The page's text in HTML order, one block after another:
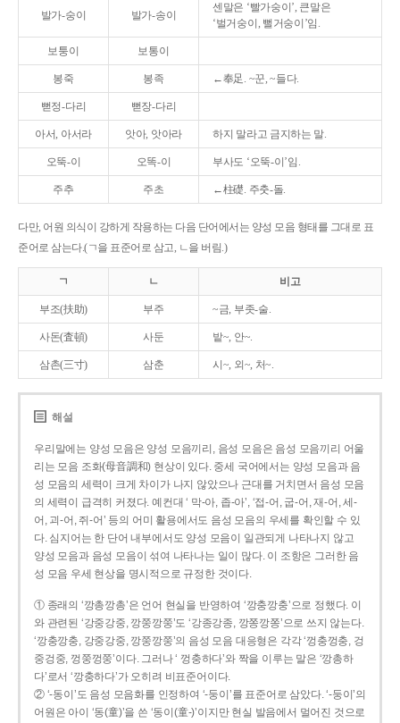
발가-숭이 발가-송이
센말은 ‘빨가숭이’, 큰말은
‘벌거숭이, 뻘거숭이’임.
보퉁이 보통이
봉죽 봉족 ←奉足. ~꾼, ~들다.
뻗정-다리 뻗장-다리
아서, 아서라 앗아, 앗아라 하지 말라고 금지하는 말.
오뚝-이 오똑-이 부사도 ‘오뚝-이’임.
주추 주초 ←柱礎. 주춧-돌.
다만, 어원 의식이 강하게 작용하는 다음 단어에서는 양성 모음 형태를 그대로 표
준어로 삼는다.(ㄱ을 표준어로 삼고, ㄴ을 버림.)
ㄱ ㄴ 비고
부조(扶助) 부주 ~금, 부좃-술.
사돈(査頓) 사둔 밭~, 안~.
삼촌(三寸) 삼춘 시~, 외~, 처~.
해설
우리말에는 양성 모음은 양성 모음끼리, 음성 모음은 음성 모음끼리 어울
리는 모음 조화(母音調和) 현상이 있다. 중세 국어에서는 양성 모음과 음
성 모음의 세력이 크게 차이가 나지 않았으나 근대를 거치면서 음성 모음
의 세력이 급격히 커졌다. 예컨대 ‘ 막-아, 좁-아’, ‘접-어, 굽-어, 재-어, 세-
어, 괴-어, 쥐-어’ 등의 어미 활용에서도 음성 모음의 우세를 확인할 수 있
다. 심지어는 한 단어 내부에서도 양성 모음이 일관되게 나타나지 않고
양성 모음과 음성 모음이 섞여 나타나는 일이 많다. 이 조항은 그러한 음
성 모음 우세 현상을 명시적으로 규정한 것이다.
① 종래의 ‘깡총깡총’은 언어 현실을 반영하여 ‘깡충깡충’으로 정했다. 이
와 관련된 ‘강중강중, 깡쭝깡쭝’도 ‘강종강종, 깡쫑깡쫑’으로 쓰지 않는다.
‘깡충깡충, 강중강중, 깡쭝깡쭝’의 음성 모음 대응형은 각각 ‘껑충껑충, 겅
중겅중, 껑쭝껑쭝’이다. 그러나 ‘ 껑충하다’와 짝을 이루는 말은 ‘깡총하
다’로서 ‘깡충하다’가 오히려 비표준어이다.
② ‘-동이’도 음성 모음화를 인정하여 ‘-둥이’를 표준어로 삼았다. ‘-둥이’의
어원은 아이 ‘동(童)’을 쓴 ‘동이(童-)’이지만 현실 발음에서 멀어진 것으로